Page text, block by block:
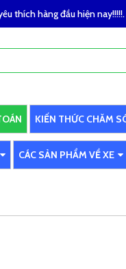
thích hàng đầu hiện nay!!!!!.
KIẾN THỨC CHĂM
CÁC SẢN PHẨM VỀ XE